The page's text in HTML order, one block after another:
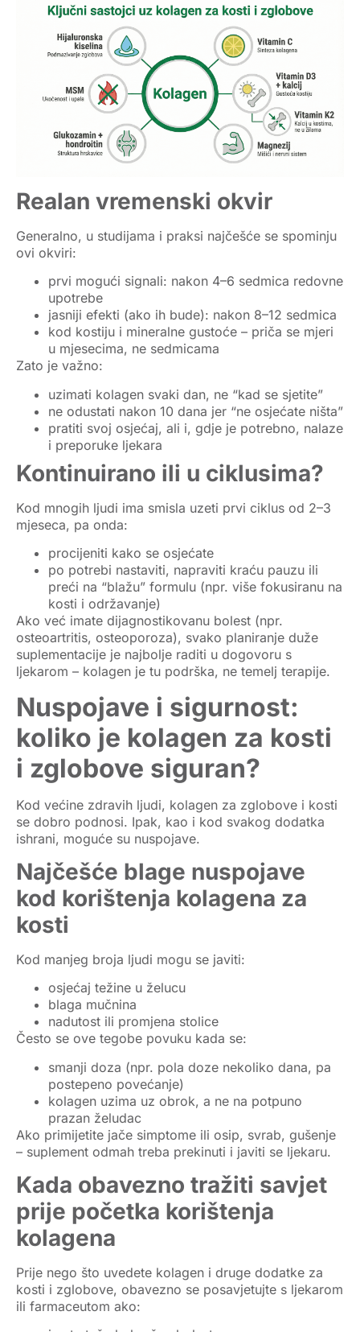
Realan vremenski okvir
Generalno, u studijama i praksi najčešće se spominju
ovi okviri:
prvi mogući signali: nakon 4–6 sedmica redovne
upotrebe
jasniji efekti (ako ih bude): nakon 8–12 sedmica
kod kostiju i mineralne gustoće – priča se mjeri
u mjesecima, ne sedmicama
Zato je važno:
uzimati kolagen svaki dan, ne “kad se sjetite”
ne odustati nakon 10 dana jer “ne osjećate ništa”
pratiti svoj osjećaj, ali i, gdje je potrebno, nalaze
i preporuke ljekara
Kontinuirano ili u ciklusima?
Kod mnogih ljudi ima smisla uzeti prvi ciklus od 2–3
mjeseca, pa onda:
procijeniti kako se osjećate
po potrebi nastaviti, napraviti kraću pauzu ili
preći na “blažu” formulu (npr. više fokusiranu na
kosti i održavanje)
Ako već imate dijagnostikovanu bolest (npr.
osteoartritis, osteoporoza), svako planiranje duže
suplementacije je najbolje raditi u dogovoru s
ljekarom – kolagen je tu podrška, ne temelj terapije.
Nuspojave i sigurnost:
koliko je kolagen za kosti
i zglobove siguran?
Kod većine zdravih ljudi, kolagen za zglobove i kosti
se dobro podnosi. Ipak, kao i kod svakog dodatka
ishrani, moguće su nuspojave.
Najčešće blage nuspojave
kod korištenja kolagena za
kosti
Kod manjeg broja ljudi mogu se javiti:
osjećaj težine u želucu
blaga mučnina
nadutost ili promjena stolice
Često se ove tegobe povuku kada se:
smanji doza (npr. pola doze nekoliko dana, pa
postepeno povećanje)
kolagen uzima uz obrok, a ne na potpuno
prazan želudac
Ako primijetite jače simptome ili osip, svrab, gušenje
– suplement odmah treba prekinuti i javiti se ljekaru.
Kada obavezno tražiti savjet
prije početka korištenja
kolagena
Prije nego što uvedete kolagen i druge dodatke za
kosti i zglobove, obavezno se posavjetujte s ljekarom
ili farmaceutom ako: